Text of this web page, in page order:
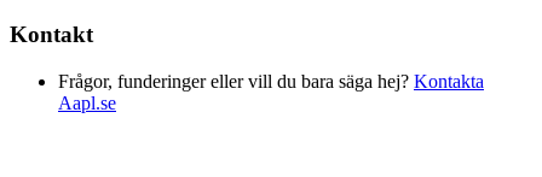
Kontakt
Frågor, funderinger eller vill du bara säga hej? Kontakta
Aapl.se